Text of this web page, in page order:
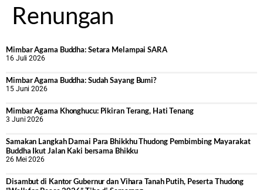
Renungan
Mimbar Agama Buddha: Setara Melampai SARA
16 Juli 2026
Mimbar Agama Buddha: Sudah Sayang Bumi?
15 Juni 2026
Mimbar Agama Khonghucu: Pikiran Terang, Hati Tenang
3 Juni 2026
Samakan Langkah Damai Para Bhikkhu Thudong Pembimbing Mayarakat
Buddha Ikut Jalan Kaki bersama Bhikku
26 Mei 2026
Disambut di Kantor Gubernur dan Vihara Tanah Putih, Peserta Thudong